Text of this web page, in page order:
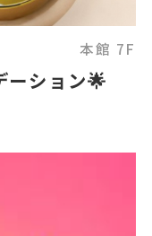
本館 7F
ーション🌟